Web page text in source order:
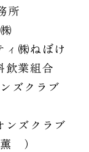
所
㈱ねぼけ
飲業組合
ズクラブ
ンズクラブ
）